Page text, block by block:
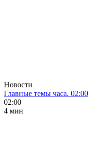
Новости
Главные темы часа. 02:00
02:00
4 мин